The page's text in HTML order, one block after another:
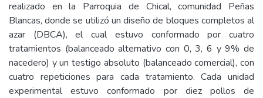
realizado en la Parroquia de Chical, comunidad Peñas
Blancas, donde se utilizó un diseño de bloques completos al
azar (DBCA), el cual estuvo conformado por cuatro
tratamientos (balanceado alternativo con 0, 3, 6 y 9% de
nacedero) y un testigo absoluto (balanceado comercial), con
cuatro repeticiones para cada tratamiento. Cada unidad
experimental estuvo conformado por diez pollos de